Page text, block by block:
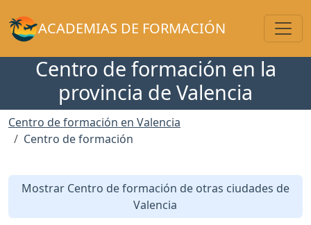
ACADEMIAS DE FORMACIÓN
Centro de formación en la
provincia de Valencia
Centro de formación en Valencia
Centro de formación
Mostrar Centro de formación de otras ciudades de
Valencia